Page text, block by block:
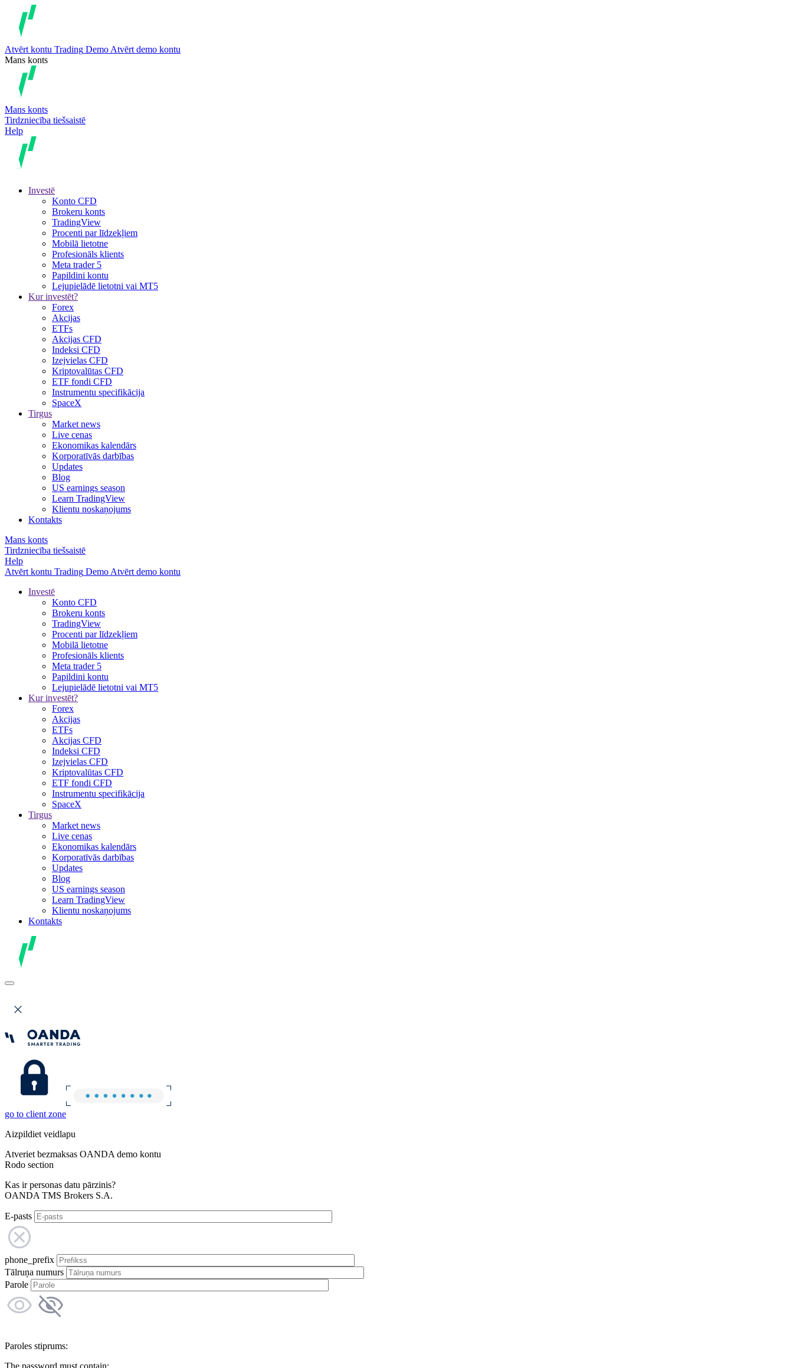
Atvērt kontu Trading Demo Atvērt demo kontu
Mans konts
Mans konts
Tirdzniecība tiešsaistē
Help
Investē
Konto CFD
Brokeru konts
TradingView
Procenti par līdzekļiem
Mobilā lietotne
Profesionāls klients
Meta trader 5
Papildini kontu
Lejupielādē lietotni vai MT5
Kur investēt?
Forex
Akcijas
ETFs
Akcijas CFD
Indeksi CFD
Izejvielas CFD
Kriptovalūtas CFD
ETF fondi CFD
Instrumentu specifikācija
SpaceX
Tirgus
Market news
Live cenas
Ekonomikas kalendārs
Korporatīvās darbības
Updates
Blog
US earnings season
Learn TradingView
Klientu noskaņojums
Kontakts
Mans konts
Tirdzniecība tiešsaistē
Help
Atvērt kontu Trading Demo Atvērt demo kontu
Investē
Konto CFD
Brokeru konts
TradingView
Procenti par līdzekļiem
Mobilā lietotne
Profesionāls klients
Meta trader 5
Papildini kontu
Lejupielādē lietotni vai MT5
Kur investēt?
Forex
Akcijas
ETFs
Akcijas CFD
Indeksi CFD
Izejvielas CFD
Kriptovalūtas CFD
ETF fondi CFD
Instrumentu specifikācija
SpaceX
Tirgus
Market news
Live cenas
Ekonomikas kalendārs
Korporatīvās darbības
Updates
Blog
US earnings season
Learn TradingView
Klientu noskaņojums
Kontakts
go to client zone
Aizpildiet veidlapu
Atveriet bezmaksas OANDA demo kontu
Rodo section
Kas ir personas datu pārzinis?
OANDA TMS Brokers S.A.
E-pasts
phone_prefix
Tālruņa numurs
Parole
Paroles stiprums:
The password must contain: